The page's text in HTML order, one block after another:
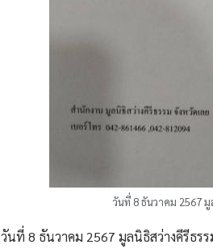
วันที่ 8 ธันวาคม 2567
วันที่ 8 ธันวาคม 2567 มูลนิธิสว่างคีรีธร